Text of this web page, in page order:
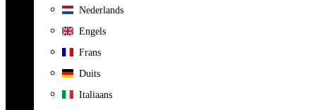
Nederlands
Engels
Frans
Duits
Italiaans